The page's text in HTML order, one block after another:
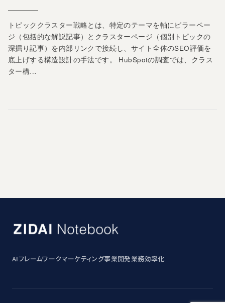
トピッククラスター戦略とは、特定のテーマを軸にピラーペー
ジ（包括的な解説記事）とクラスターページ（個別トピックの
深掘り記事）を内部リンクで接続し、サイト全体のSEO評価を
底上げする構造設計の手法です。 HubSpotの調査では、クラス
ター構…
AIフレームワークマーケティング事業開発業務効率化